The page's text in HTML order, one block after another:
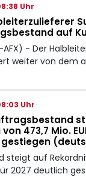
Uhr
auf
AFX) - Der
weiter von dem
Uhr
473,7 Mio.
gestiegen
steigt auf
2027 deutlich